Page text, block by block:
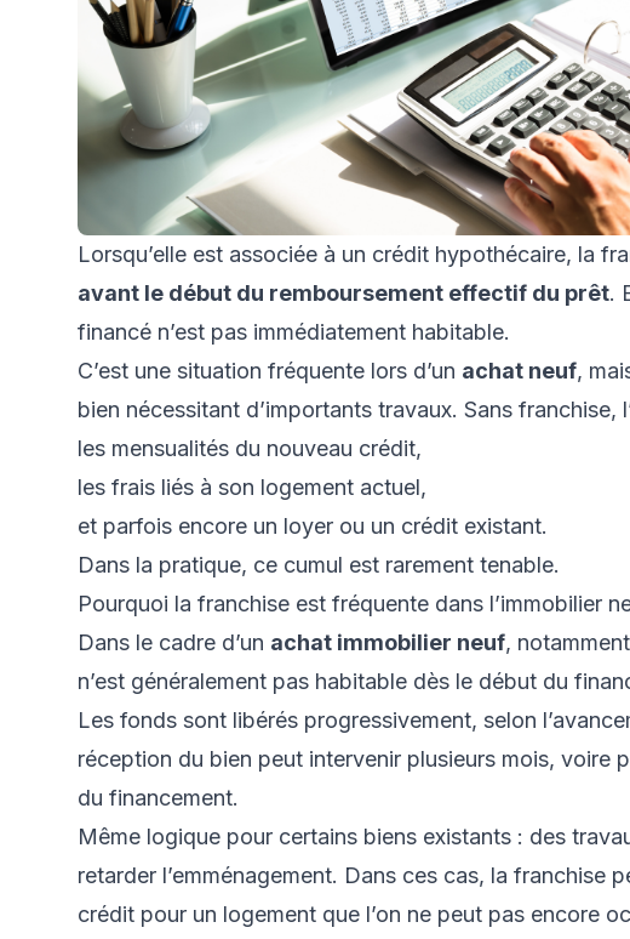
Lorsqu’elle est associée à un crédit hypothécaire, la
avant le début du remboursement effectif du prêt.
financé n’est pas immédiatement habitable.
C’est une situation fréquente lors d’un achat neuf,
bien nécessitant d’importants travaux. Sans franchise,
les mensualités du nouveau crédit,
les frais liés à son logement actuel,
et parfois encore un loyer ou un crédit existant.
Dans la pratique, ce cumul est rarement tenable.
Pourquoi la franchise est fréquente dans l’immobilier
Dans le cadre d’un achat immobilier neuf,
n’est généralement pas habitable dès le début du
Les fonds sont libérés progressivement, selon
réception du bien peut intervenir plusieurs mois, voire
du financement.
Même logique pour certains biens existants : des
retarder l’emménagement. Dans ces cas, la franchise
crédit pour un logement que l’on ne peut pas encore